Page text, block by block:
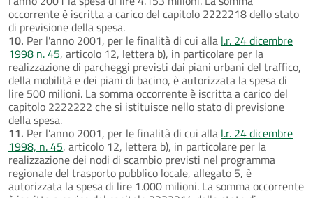
occorrente è iscritta a carico del capitolo 2222218 dello stato
di previsione della spesa.
10. Per l'anno 2001, per le finalità di cui alla l.r. 24 dicembre
1998 n. 45, articolo 12, lettera b), in particolare per la
realizzazione di parcheggi previsti dai piani urbani del traffico,
della mobilità e dei piani di bacino, è autorizzata la spesa di
lire 500 milioni. La somma occorrente è iscritta a carico del
capitolo 2222222 che si istituisce nello stato di previsione
della spesa.
11. Per l'anno 2001, per le finalità di cui alla l.r. 24 dicembre
1998, n. 45, articolo 12, lettera b), in particolare per la
realizzazione dei nodi di scambio previsti nel programma
regionale del trasporto pubblico locale, allegato 5, è
autorizzata la spesa di lire 1.000 milioni. La somma occorrente